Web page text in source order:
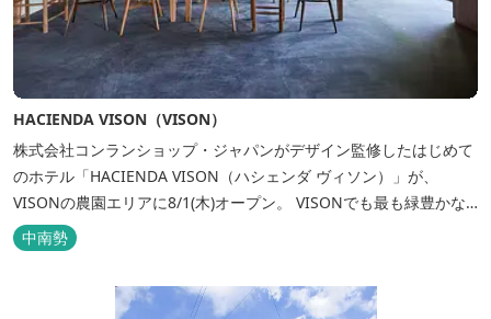
HACIENDA VISON（VISON）
株式会社コンランショップ・ジャパンがデザイン監修したはじめて
のホテル「HACIENDA VISON（ハシェンダ ヴィソン）」が、
VISONの農園エリアに8/1(木)オープン。 VISONでも最も緑豊かな
農園エリアに建つHACIENDA VISON。 ホテル名
の“HACIENDA”は、スペイン語で荘園の主の館を...
中南勢